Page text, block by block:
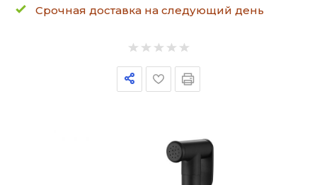
Срочная доставка на следующий день